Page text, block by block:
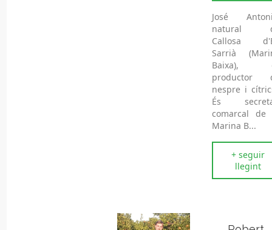
José
natural
Callosa
Sarrià
Baixa),
productor
nespre i
És
comarcal de
Marina B...
+ seguir
llegint